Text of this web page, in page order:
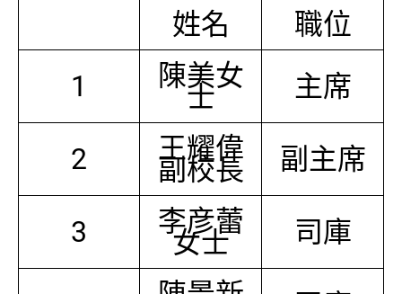
姓名
職位
1
陳美女
士 主席
2 王耀偉
副校長 副主席
3 李彦蕾
女士 司庫